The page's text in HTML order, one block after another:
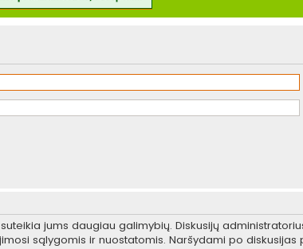
jums daugiau galimybių. Diskusijų
sąlygomis ir nuostatomis. Naršydami po diskusijas